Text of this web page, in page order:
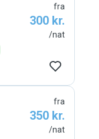
fra
300 kr.
/nat
fra
350 kr.
/nat